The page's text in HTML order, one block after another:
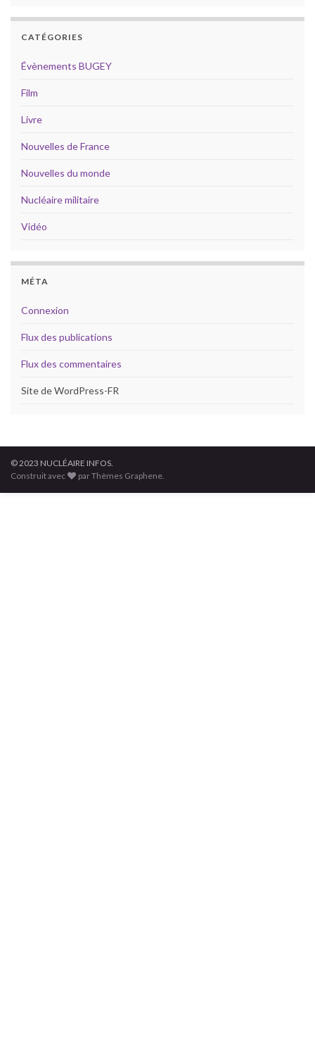
CATÉGORIES
Évènements BUGEY
Film
Livre
Nouvelles de France
Nouvelles du monde
Nucléaire militaire
Vidéo
MÉTA
Connexion
Flux des publications
Flux des commentaires
Site de WordPress-FR
© 2023 NUCLÉAIRE INFOS.
Construit avec
par Thèmes Graphene.